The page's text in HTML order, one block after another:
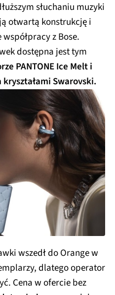
słuchaniu muzyki
otwartą konstrukcję i
z Bose.
dostępna jest tym
PANTONE Ice Melt i
Swarovski.
wszedł do Orange w
dlatego operator
Cena w ofercie bez